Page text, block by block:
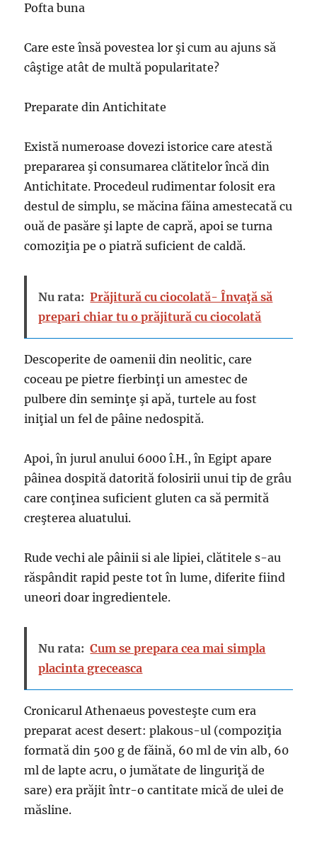
Pofta buna
Care este însă povestea lor şi cum au ajuns să
câştige atât de multă popularitate?
Preparate din Antichitate
Există numeroase dovezi istorice care atestă
prepararea şi consumarea clătitelor încă din
Antichitate. Procedeul rudimentar folosit era
destul de simplu, se măcina făina amestecată cu
ouă de pasăre şi lapte de capră, apoi se turna
comoziţia pe o piatră suficient de caldă.
Nu rata: Prăjitură cu ciocolată- Învaţă să
prepari chiar tu o prăjitură cu ciocolată
Descoperite de oamenii din neolitic, care
coceau pe pietre fierbinţi un amestec de
pulbere din seminţe şi apă, turtele au fost
iniţial un fel de pâine nedospită.
Apoi, în jurul anului 6000 î.H., în Egipt apare
pâinea dospită datorită folosirii unui tip de grâu
care conţinea suficient gluten ca să permită
creşterea aluatului.
Rude vechi ale pâinii si ale lipiei, clătitele s-au
răspândit rapid peste tot în lume, diferite fiind
uneori doar ingredientele.
Nu rata: Cum se prepara cea mai simpla
placinta greceasca
Cronicarul Athenaeus povesteşte cum era
preparat acest desert: plakous-ul (compoziţia
formată din 500 g de făină, 60 ml de vin alb, 60
ml de lapte acru, o jumătate de linguriţă de
sare) era prăjit într-o cantitate mică de ulei de
măsline.